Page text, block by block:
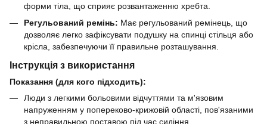
форми тіла, що сприяє розвантаженню хребта.
Регульований ремінь: Має регульований ремінець, що
дозволяє легко зафіксувати подушку на спинці стільця або
крісла, забезпечуючи її правильне розташування.
Інструкція з використання
Показання (для кого підходить):
Люди з легкими больовими відчуттями та м'язовим
напруженням у попереково-крижовій області, пов'язаними
з неправильною поставою під час сидіння.